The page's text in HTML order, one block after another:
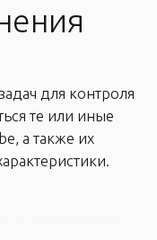
для контроля
те или иные
а также их